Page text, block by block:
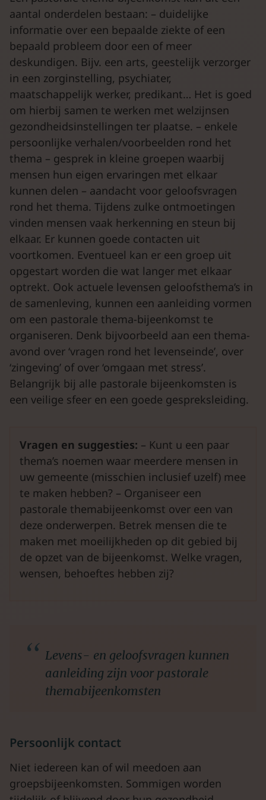
aantal onderdelen bestaan: – duidelijke
informatie over een bepaalde ziekte of een
bepaald probleem door een of meer
deskundigen. Bijv. een arts, geestelijk verzorger
in een zorginstelling, psychiater,
maatschappelijk werker, predikant… Het is goed
om hierbij samen te werken met welzijnsen
gezondheidsinstellingen ter plaatse. – enkele
persoonlijke verhalen/voorbeelden rond het
thema – gesprek in kleine groepen waarbij
mensen hun eigen ervaringen met elkaar
kunnen delen – aandacht voor geloofsvragen
rond het thema. Tijdens zulke ontmoetingen
vinden mensen vaak herkenning en steun bij
elkaar. Er kunnen goede contacten uit
voortkomen. Eventueel kan er een groep uit
opgestart worden die wat langer met elkaar
optrekt. Ook actuele levensen geloofsthema’s in
de samenleving, kunnen een aanleiding vormen
om een pastorale thema-bijeenkomst te
organiseren. Denk bijvoorbeeld aan een thema-
avond over ‘vragen rond het levenseinde’, over
‘zingeving’ of over ‘omgaan met stress’.
Belangrijk bij alle pastorale bijeenkomsten is
een veilige sfeer en een goede gespreksleiding.
Vragen en suggesties: – Kunt u een paar
thema’s noemen waar meerdere mensen in
uw gemeente (misschien inclusief uzelf) mee
te maken hebben? – Organiseer een
pastorale themabijeenkomst over een van
deze onderwerpen. Betrek mensen die te
maken met moeilijkheden op dit gebied bij
de opzet van de bijeenkomst. Welke vragen,
wensen, behoeftes hebben zij?
Levens- en geloofsvragen kunnen
aanleiding zijn voor pastorale
themabijeenkomsten
Persoonlijk contact
Niet iedereen kan of wil meedoen aan
groepsbijeenkomsten. Sommigen worden